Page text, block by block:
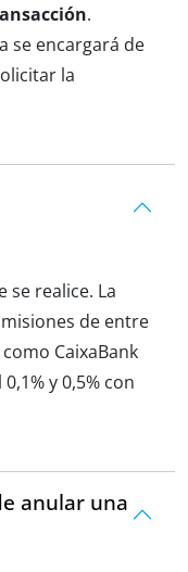
.
se encargará de
la
se realice. La
de entre
CaixaBank
y 0,5% con
anular una